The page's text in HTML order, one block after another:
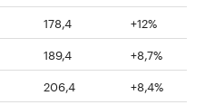
178,4
+12%
189,4
+8,7%
206,4
+8,4%